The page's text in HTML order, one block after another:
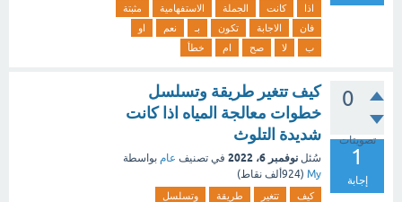
اذا كانت الجملة الاستفهامية
مثبتة
فان
الاجابة تكون بـ نعم
او
ب
لا صح ام خطأ
0
تصويتات
1
إجابة
كيف تتغير طريقة وتسلسل
خطوات معالجة المياه اذا كانت
شديدة التلوث
سُئل نوفمبر 6، 2022 في تصنيف عام بواسطة
My
(924ألف نقاط)
كيف تتغير طريقة
وتسلسل